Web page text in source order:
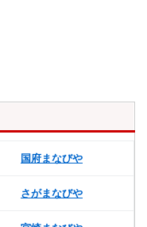
国府まなびや
さがまなびや